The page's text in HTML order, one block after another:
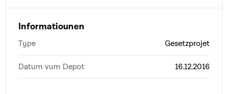
Informatiounen
Type Gesetzprojet
Datum vum Depot 16.12.2016